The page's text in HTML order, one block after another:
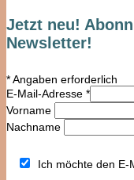
Jetzt neu!
Newsletter!
*Angaben erforderlich
E-Mail-Adresse *
Vorname
Nachname
Ich möchte den E-